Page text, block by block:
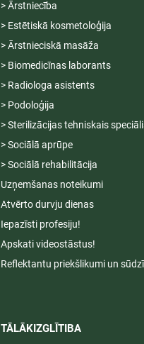
> Ārstniecība
> Estētiskā kosmetoloģija
> Ārstnieciskā masāža
> Biomedicīnas laborants
> Radiologa asistents
> Podoloģija
> Sterilizācijas tehniskais
> Sociālā aprūpe
> Sociālā rehabilitācija
Uzņemšanas noteikumi
Atvērto durvju dienas
Iepazīsti profesiju!
Apskati videostāstus!
Reflektantu priekšlikumi un
TĀLĀKIZGLĪTIBA